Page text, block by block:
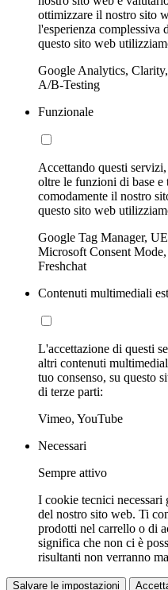
ottimizzare il nostro sito
l'esperienza complessiva
questo sito web
Google Analytics,
A/B-Testing
Funzionale
Accettando questi
oltre le funzioni di base
comodamente il nostro
questo sito web
Google Tag Manager,
Microsoft Consent
Freshchat
Contenuti multimediali
L'accettazione di questi
altri contenuti
tuo consenso, su questo
di terze parti:
Vimeo, YouTube
Necessari
Sempre attivo
I cookie tecnici necessari
del nostro sito web. Ti
prodotti nel carrello o di
significa che non ci è
risultanti non verranno
Salvare le impostazioni